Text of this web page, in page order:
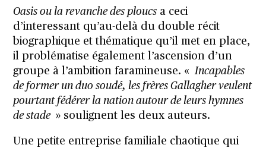
Oasis ou la revanche des ploucs a ceci
d’interessant qu’au-delà du double récit
biographique et thématique qu’il met en place,
il problématise également l’ascension d’un
groupe à l’ambition faramineuse. «Incapables
de former un duo soudé, les frères Gallagher veulent
pourtant fédérer la nation autour de leurs hymnes
de stade» soulignent les deux auteurs.
Une petite entreprise familiale chaotique qui